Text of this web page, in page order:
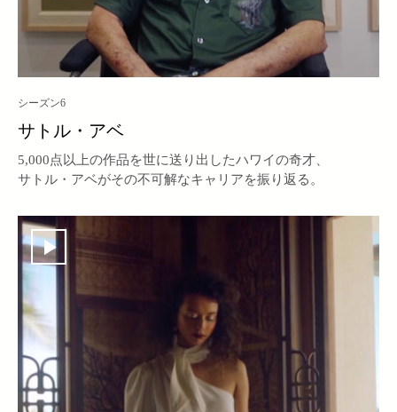
シーズン6
サトル・アベ
5,000点以上の作品を世に送り出したハワイの奇才、
サトル・アベがその不可解なキャリアを振り返る。